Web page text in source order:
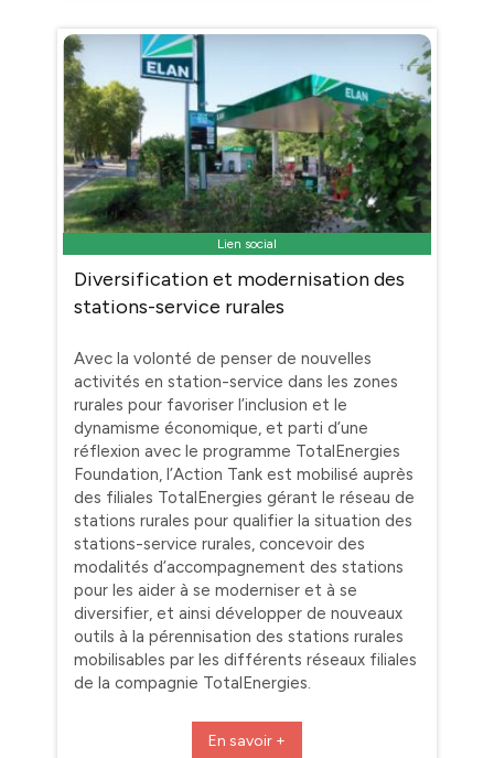
Lien social
Diversification et modernisation des
stations-service rurales
Avec la volonté de penser de nouvelles
activités en station-service dans les zones
rurales pour favoriser l’inclusion et le
dynamisme économique, et parti d’une
réflexion avec le programme TotalEnergies
Foundation, l’Action Tank est mobilisé auprès
des filiales TotalEnergies gérant le réseau de
stations rurales pour qualifier la situation des
stations-service rurales, concevoir des
modalités d’accompagnement des stations
pour les aider à se moderniser et à se
diversifier, et ainsi développer de nouveaux
outils à la pérennisation des stations rurales
mobilisables par les différents réseaux filiales
de la compagnie TotalEnergies.
En savoir +